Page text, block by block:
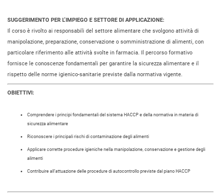
SUGGERIMENTO PER L’IMPIEGO E SETTORE DI APPLICAZIONE:
Il corso è rivolto ai responsabili del settore alimentare che svolgono attività di
manipolazione, preparazione, conservazione o somministrazione di alimenti, con
particolare riferimento alle attività svolte in farmacia. Il percorso formativo
fornisce le conoscenze fondamentali per garantire la sicurezza alimentare e il
rispetto delle norme igienico-sanitarie previste dalla normativa vigente.
OBIETTIVI:
Comprendere i principi fondamentali del sistema HACCP e della normativa in materia di
sicurezza alimentare
Riconoscere i principali rischi di contaminazione degli alimenti
Applicare corrette procedure igieniche nella manipolazione, conservazione e gestione degli
alimenti
Contribuire all’attuazione delle procedure di autocontrollo previste dal piano HACCP